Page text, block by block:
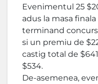
Evenimentul 25
adus la masa
terminand
si un premiu de
castig total de
$534.
De-asemenea,